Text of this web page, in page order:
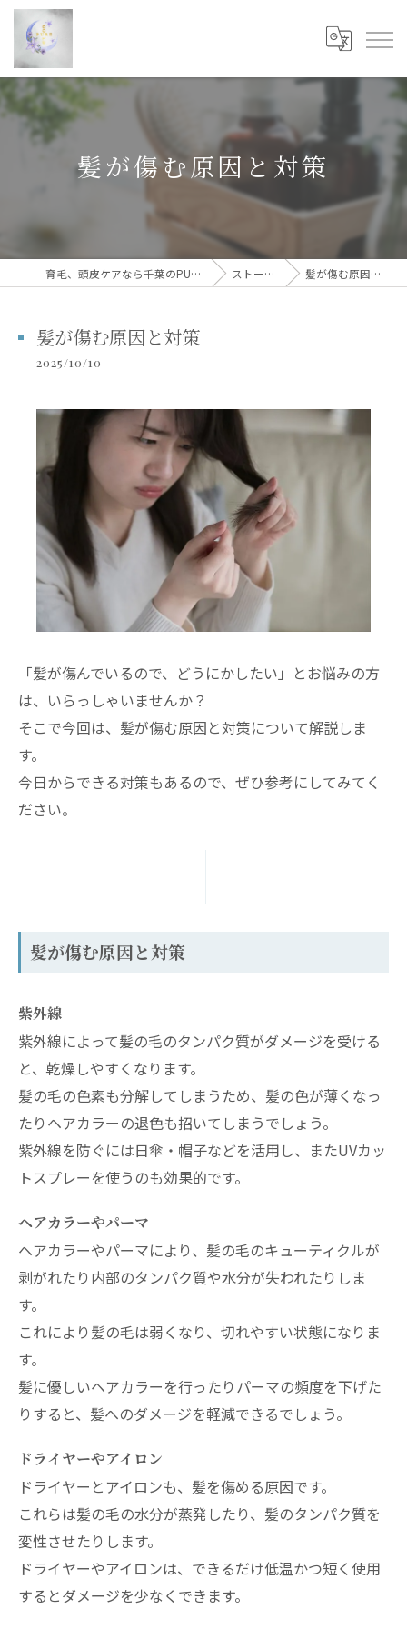
髪が傷む原因と対策
育毛、頭皮ケアなら千葉のPUREGOLD ストーリー 髪が傷む原因と対策
髪が傷む原因と対策
2025/10/10
「髪が傷んでいるので、どうにかしたい」とお悩みの方
は、いらっしゃいませんか？
そこで今回は、髪が傷む原因と対策について解説しま
す。
今日からできる対策もあるので、ぜひ参考にしてみてく
ださい。
髪が傷む原因と対策
紫外線
紫外線によって髪の毛のタンパク質がダメージを受ける
と、乾燥しやすくなります。
髪の毛の色素も分解してしまうため、髪の色が薄くなっ
たりヘアカラーの退色も招いてしまうでしょう。
紫外線を防ぐには日傘・帽子などを活用し、またUVカッ
トスプレーを使うのも効果的です。
ヘアカラーやパーマ
ヘアカラーやパーマにより、髪の毛のキューティクルが
剥がれたり内部のタンパク質や水分が失われたりしま
す。
これにより髪の毛は弱くなり、切れやすい状態になりま
す。
髪に優しいヘアカラーを行ったりパーマの頻度を下げた
りすると、髪へのダメージを軽減できるでしょう。
ドライヤーやアイロン
ドライヤーとアイロンも、髪を傷める原因です。
これらは髪の毛の水分が蒸発したり、髪のタンパク質を
変性させたりします。
ドライヤーやアイロンは、できるだけ低温かつ短く使用
するとダメージを少なくできます。